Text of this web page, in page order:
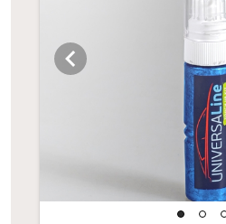
chevron_left